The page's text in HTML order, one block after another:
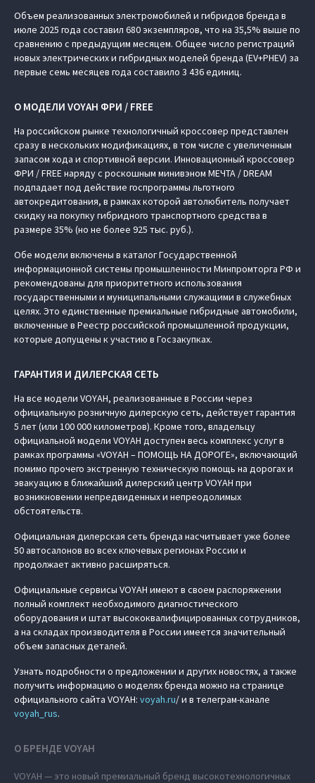
Объем реализованных электромобилей и гибридов бренда в
июле 2025 года составил 680 экземпляров, что на 35,5% выше по
сравнению с предыдущим месяцем. Общее число регистраций
новых электрических и гибридных моделей бренда (EV+PHEV) за
первые семь месяцев года составило 3 436 единиц.
О МОДЕЛИ VOYAH ФРИ / FREE
На российском рынке технологичный кроссовер представлен
сразу в нескольких модификациях, в том числе с увеличенным
запасом хода и спортивной версии. Инновационный кроссовер
ФРИ / FREE наряду с роскошным минивэном МЕЧТА / DREAM
подпадает под действие госпрограммы льготного
автокредитования, в рамках которой автолюбитель получает
скидку на покупку гибридного транспортного средства в
размере 35% (но не более 925 тыс. руб.).
Обе модели включены в каталог Государственной
информационной системы промышленности Минпромторга РФ и
рекомендованы для приоритетного использования
государственными и муниципальными служащими в служебных
целях. Это единственные премиальные гибридные автомобили,
включенные в Реестр российской промышленной продукции,
которые допущены к участию в Госзакупках.
ГАРАНТИЯ И ДИЛЕРСКАЯ СЕТЬ
На все модели VOYAH, реализованные в России через
официальную розничную дилерскую сеть, действует гарантия
5 лет (или 100 000 километров). Кроме того, владельцу
официальной модели VOYAH доступен весь комплекс услуг в
рамках программы «VOYAH – ПОМОЩЬ НА ДОРОГЕ», включающий
помимо прочего экстренную техническую помощь на дорогах и
эвакуацию в ближайший дилерский центр VOYAH при
возникновении непредвиденных и непреодолимых
обстоятельств.
Официальная дилерская сеть бренда насчитывает уже более
50 автосалонов во всех ключевых регионах России и
продолжает активно расширяться.
Официальные сервисы VOYAH имеют в своем распоряжении
полный комплект необходимого диагностического
оборудования и штат высококвалифицированных сотрудников,
а на складах производителя в России имеется значительный
объем запасных деталей.
Узнать подробности о предложении и других новостях, а также
получить информацию о моделях бренда можно на странице
официального сайта VOYAH: voyah.ru/ и в телеграм-канале
voyah_rus.
О БРЕНДЕ VOYAH
VOYAH — это новый премиальный бренд высокотехнологичных